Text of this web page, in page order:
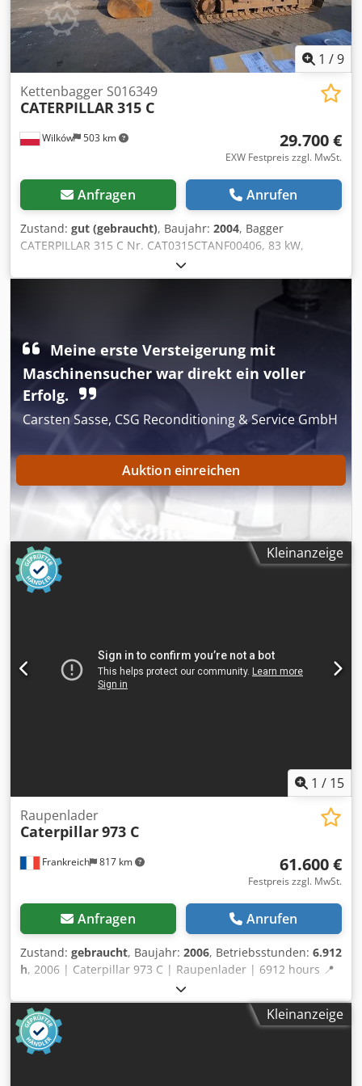
1 /9
Wilków 503 km
Kettenbagger S016349
CATERPILLAR315 C
29.700 €
EXW Festpreis zzgl. MwSt.
Anfragen Anrufen
Zustand: gut (gebraucht), Baujahr: 2004, Bagger
CATERPILLAR 315 C Nr. CAT0315CTANF00406, 83 kW,
Baujahr 2004 Chjdpfx Acsydnxbsyja
Meine erste Versteigerung mit
Maschinensucher war direkt ein voller
Erfolg.
Carsten Sasse, CSG Reconditioning & Service GmbH
Auktion einreichen
Kleinanzeige
1 / 15
Frankreich 817 km
Raupenlader
Caterpillar973 C
61.600 €
Festpreis zzgl. MwSt.
Anfragen Anrufen
Zustand: gebraucht, Baujahr: 2006, Betriebsstunden: 6.912
h, 2006 | Caterpillar 973 C | Raupenlader | 6912 hours 📍
Location: Frankreich 🚛 Delivery available to your
destination – Use our shipping calculator to estimate
transport costs! 💰 Buy Now for EUR 61600 or Make an
Offer. Payment at delivery available for an affordable fee
(subject to approval)* Csdpfxjx Ut Uke Acyoha 👷‍♂️ Inspected
Kleinanzeige